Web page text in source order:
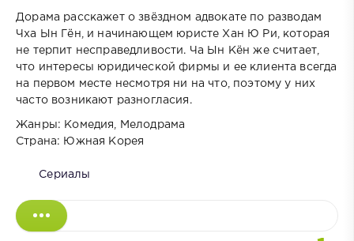
Дорама расскажет о звёздном адвокате по разводам
Чха Ын Гён, и начинающем юристе Хан Ю Ри, которая
не терпит несправедливости. Ча Ын Кён же считает,
что интересы юридической фирмы и ее клиента всегда
на первом месте несмотря ни на что, поэтому у них
часто возникают разногласия.
Жанры: Комедия, Мелодрама
Страна: Южная Корея
Сериалы